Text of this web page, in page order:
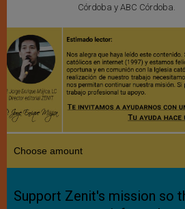
Córdoba y ABC Córdoba.